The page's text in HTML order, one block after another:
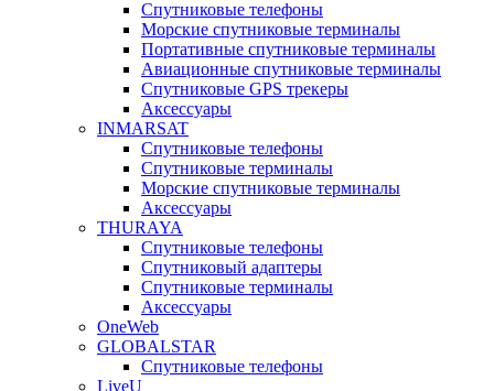
Спутниковые телефоны
Морские спутниковые терминалы
Портативные спутниковые терминалы
Авиационные спутниковые терминалы
Спутниковые GPS трекеры
Аксессуары
INMARSAT
Спутниковые телефоны
Спутниковые терминалы
Морские спутниковые терминалы
Аксессуары
THURAYA
Спутниковые телефоны
Спутниковый адаптеры
Спутниковые терминалы
Аксессуары
OneWeb
GLOBALSTAR
Спутниковые телефоны
LiveU